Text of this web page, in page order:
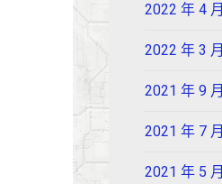
2022 年 4 月
2022 年 3 月
2021 年 9 月
2021 年 7 月
2021 年 5 月